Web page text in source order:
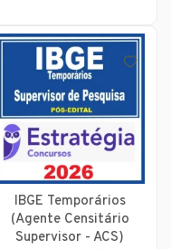
IBGE Temporários
(Agente Censitário
Supervisor - ACS)